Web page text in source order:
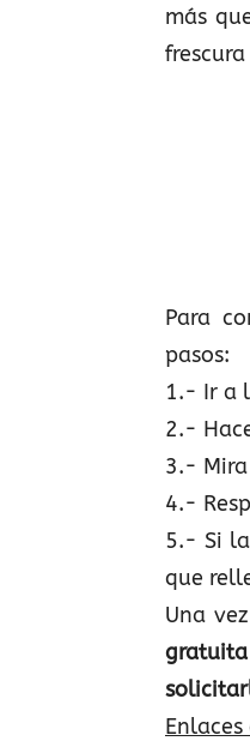
más
Para
pasos:
1.- Ir a
2.-
3.-
4.-
5.- Si
que
Una
gratuita